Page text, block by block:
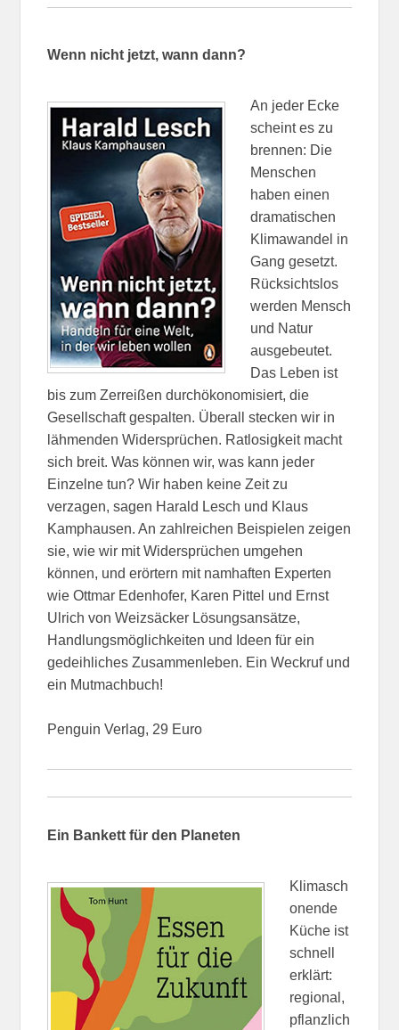
Wenn nicht jetzt, wann dann?
An jeder Ecke
scheint es zu
brennen: Die
Menschen
haben einen
dramatischen
Klimawandel in
Gang gesetzt.
Rücksichtslos
werden Mensch
und Natur
ausgebeutet.
Das Leben ist
bis zum Zerreißen durchökonomisiert, die
Gesellschaft gespalten. Überall stecken wir in
lähmenden Widersprüchen. Ratlosigkeit macht
sich breit. Was können wir, was kann jeder
Einzelne tun? Wir haben keine Zeit zu
verzagen, sagen Harald Lesch und Klaus
Kamphausen. An zahlreichen Beispielen zeigen
sie, wie wir mit Widersprüchen umgehen
können, und erörtern mit namhaften Experten
wie Ottmar Edenhofer, Karen Pittel und Ernst
Ulrich von Weizsäcker Lösungsansätze,
Handlungsmöglichkeiten und Ideen für ein
gedeihliches Zusammenleben. Ein Weckruf und
ein Mutmachbuch!
Penguin Verlag, 29 Euro
Ein Bankett für den Planeten
Klimasch
onende
Küche ist
schnell
erklärt:
regional,
pflanzlich